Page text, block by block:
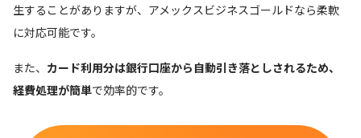
生することがありますが、アメックスビジネスゴールドなら柔軟
に対応可能です。
また、 カード利用分は銀行口座から自動引き落としされるため、
経費処理が簡単で効率的です。